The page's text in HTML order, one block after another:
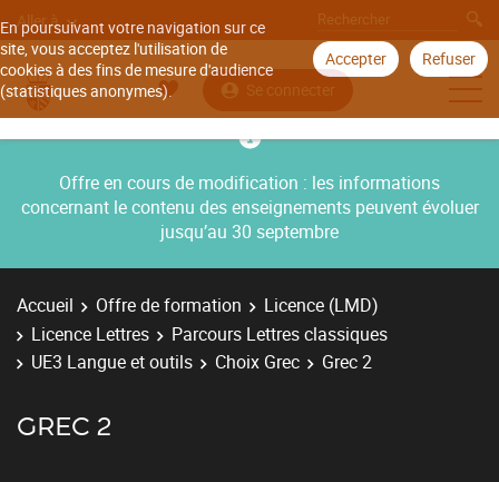
En poursuivant votre navigation sur ce
site, vous acceptez l'utilisation de
cookies à des fins de mesure d'audience
(statistiques anonymes).
Accepter Refuser
Aller à
Se connecter
Offre en cours de modification : les informations
concernant le contenu des enseignements peuvent évoluer
jusqu’au 30 septembre
Accueil Offre de formation
Licence (LMD)
Licence Lettres
Parcours Lettres classiques
UE3 Langue et outils
Choix Grec Grec 2
GREC 2